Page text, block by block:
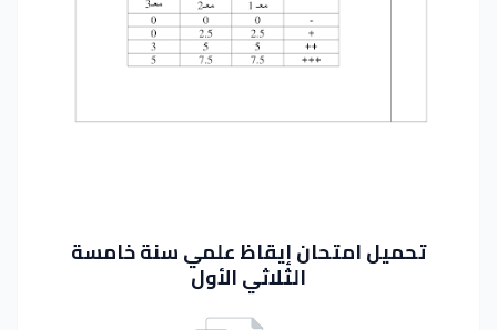
تحميل امتحان إيقاظ علمي سنة خامسة
الثلاثي الأول